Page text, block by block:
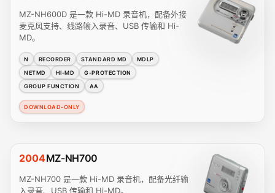
MZ-NH600D 是一款 Hi-MD 录音机，配备外接
麦克风支持、线路输入录音、USB 传输和 Hi-
MD。
N RECORDER STANDARD MD
MDLP
NETMD
HI-MD
G-PROTECTION
GROUP FUNCTION
AA
DOWNLOAD-ONLY
2004MZ-NH700
MZ-NH700 是一款 Hi-MD 录音机，配备光纤输
入录音、USB 传输和 Hi-MD。